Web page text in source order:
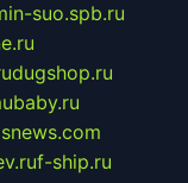
suo.spb.ru
dugshop.ru
f-ship.ru